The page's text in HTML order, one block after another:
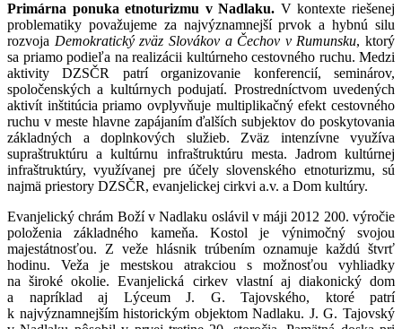
Primárna ponuka etnoturizmu v Nadlaku. V kontexte riešenej
problematiky považujeme za najvýznamnejší prvok a hybnú silu
rozvoja Demokratický zväz Slovákov a Čechov v Rumunsku, ktorý
sa priamo podieľa na realizácii kultúrneho cestovného ruchu. Medzi
aktivity DZSČR patrí organizovanie konferencií, seminárov,
spoločenských a kultúrnych podujatí. Prostredníctvom uvedených
aktivít inštitúcia priamo ovplyvňuje multiplikačný efekt cestovného
ruchu v meste hlavne zapájaním ďalších subjektov do poskytovania
základných a doplnkových služieb. Zväz intenzívne využíva
supraštruktúru a kultúrnu infraštruktúru mesta. Jadrom kultúrnej
infraštruktúry, využívanej pre účely slovenského etnoturizmu, sú
najmä priestory DZSČR, evanjelickej cirkvi a.v. a Dom kultúry.
Evanjelický chrám Boží v Nadlaku oslávil v máji 2012 200. výročie
položenia základného kameňa. Kostol je výnimočný svojou
majestátnosťou. Z veže hlásnik trúbením oznamuje každú štvrť
hodinu. Veža je mestskou atrakciou s možnosťou vyhliadky
na široké okolie. Evanjelická cirkev vlastní aj diakonický dom
a napríklad aj Lýceum J. G. Tajovského, ktoré patrí
k najvýznamnejším historickým objektom Nadlaku. J. G. Tajovský